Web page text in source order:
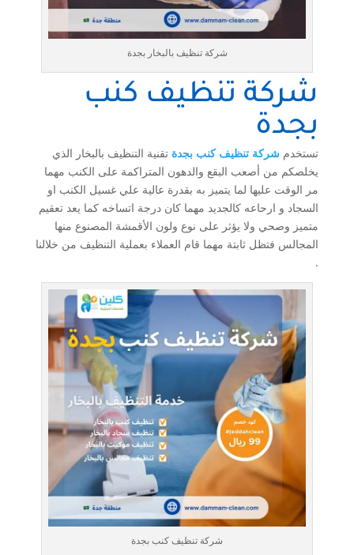
شركة تنظيف بالبخار بجدة
شركة تنظيف كنب
بجدة
تستخدم شركة تنظيف كنب بجدة تقنية التنظيف بالبخار الذي
يخلصكم من أصعب البقع والدهون المتراكمة على الكنب مهما
مر الوقت عليها لما يتميز به بقدرة عالية علي غسيل الكنب او
السجاد و ارحاعه كالجديد مهما كان درجة اتساخه كما يعد تعقيم
متميز وصحي ولا يؤثر على نوع ولون الأقمشة المصنوع منها
المجالس فتظل ثابتة مهما قام العملاء بعملية التنظيف من خلالنا
.
شركة تنظيف كنب بجدة